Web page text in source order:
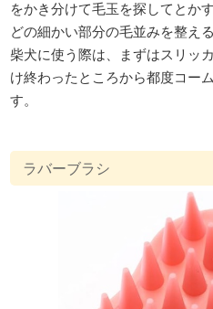
をかき分けて毛玉を探してとか
どの細かい部分の毛並みを整え
柴犬に使う際は、まずはスリッ
け終わったところから都度コー
す。
ラバーブラシ